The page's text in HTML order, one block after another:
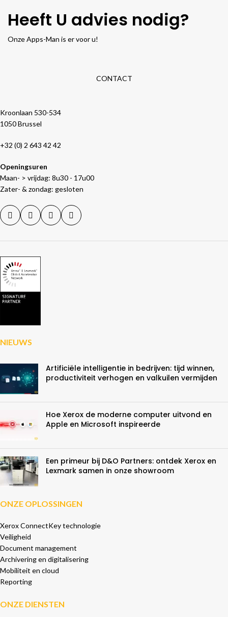
Heeft U advies nodig?
Onze Apps-Man is er voor u!
CONTACT
Kroonlaan 530-534
1050 Brussel
+32 (0) 2 643 42 42
Openingsuren
Maan- > vrijdag: 8u30 - 17u00
Zater- & zondag: gesloten
NIEUWS
Artificiële intelligentie in bedrijven: tijd winnen,
productiviteit verhogen en valkuilen vermijden
Hoe Xerox de moderne computer uitvond en
Apple en Microsoft inspireerde
Een primeur bij D&O Partners: ontdek Xerox en
Lexmark samen in onze showroom
ONZE OPLOSSINGEN
Xerox ConnectKey technologie
Veiligheid
Document management
Archivering en digitalisering
Mobiliteit en cloud
Reporting
ONZE DIENSTEN